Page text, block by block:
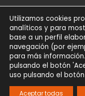
AVISO LEGAL POLÍTICA
SÍGUENOS
Utilizamos cookies
analíticos y para
base a un perfil
navegación (por
para más
pulsando el botón
uso pulsando el
Aceptar todas